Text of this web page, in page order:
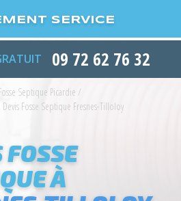
SERVICE
09 72 62 76 32
Septique Picardie /
Devis Fosse Septique Fresnes-Tilloloy
À